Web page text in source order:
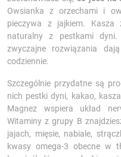
Owsianka z orzechami i
pieczywa z jajkiem.
naturalny z pestkami
zwyczajne rozwiązania
codziennie.
Szczególnie przydatne są
nich pestki dyni, kakao,
Magnez wspiera układ
Witaminy z grupy B
jajach, mięsie, nabiale,
kwasy omega-3 obecne w